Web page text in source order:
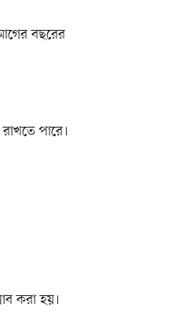
বছরের
পারে।
করা হয়।